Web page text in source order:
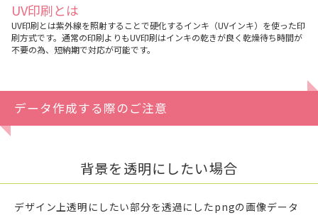
UV印刷とは
UV印刷とは紫外線を照射することで硬化するインキ（UVインキ）を使った印
刷方式です。通常の印刷よりもUV印刷はインキの乾きが良く乾燥待ち時間が
不要の為、短納期で対応が可能です。
データ作成する際のご注意
背景を透明にしたい場合
デザイン上透明にしたい部分を透過にしたpngの画像データ